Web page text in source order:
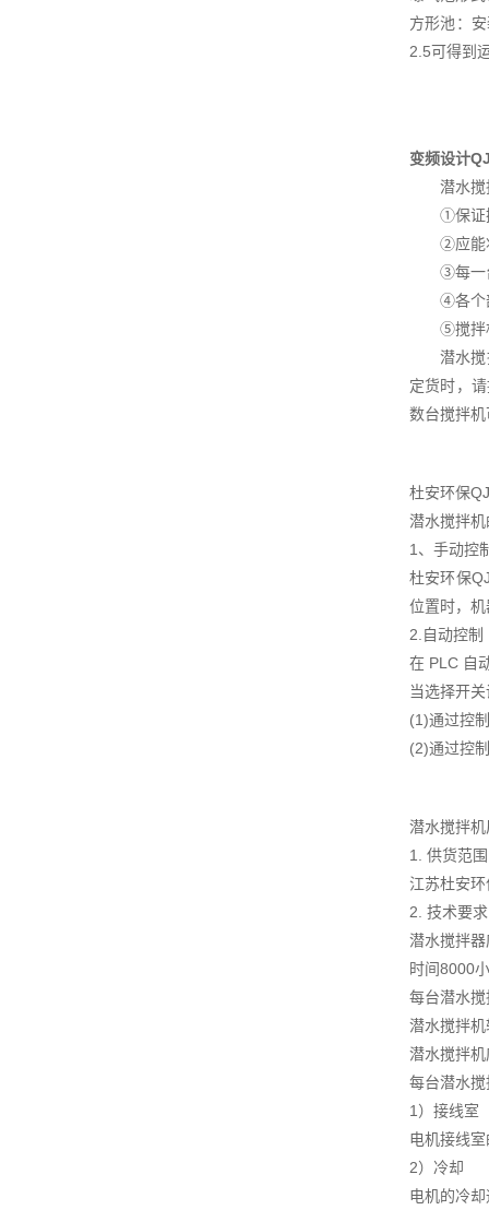
方形池：
2.5可得到
变频设计
潜水搅
①保证搅
②应能将
③每一台
④各个部
⑤搅拌机
潜水搅拌
定货时，
数台搅拌
杜安环保
潜水搅拌
1、手动控
杜安环保
位置时，
2.自动控制
在 PLC 自
当选择开
(1)通过控
(2)通过控
潜水搅拌
1. 供货范围
江苏杜安
2. 技术要求
潜水搅拌
时间8000
每台潜水
潜水搅拌
潜水搅拌
每台潜水
1）接线室
电机接线
2）冷却
电机的冷